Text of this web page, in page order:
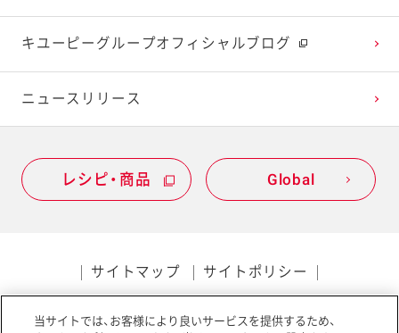
キユーピーグループオフィシャルブログ
ニュースリリース
レシピ・商品 Global
サイトマップ サイトポリシー
当サイトでは、お客様により良いサービスを提供するため、